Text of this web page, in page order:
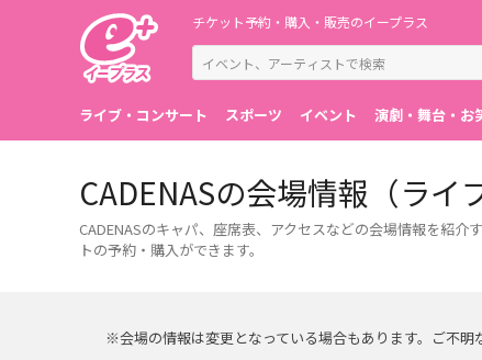
チケット予約・購入・販売のイープラス
ライブ・コンサート スポーツ イベント 演劇・舞台・お
CADENASの会場情報（ライ
CADENASのキャパ、座席表、アクセスなどの会場情報を紹
トの予約・購入ができます。
※会場の情報は変更となっている場合もあります。ご不明